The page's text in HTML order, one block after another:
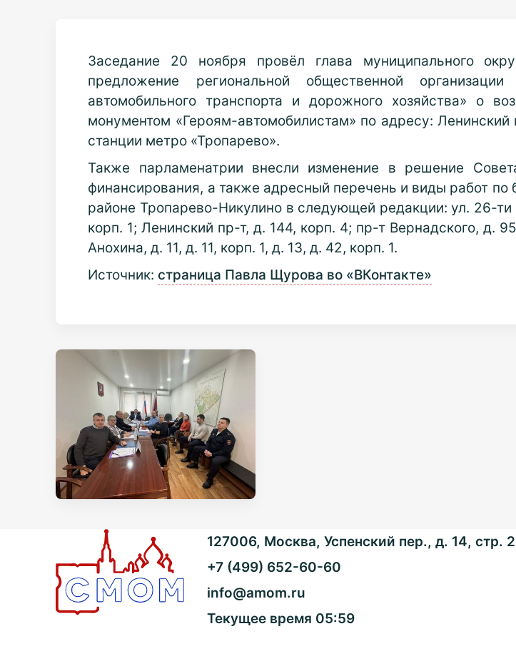
Заседание 20 ноября провёл глава муниципального
предложение региональной общественной
автомобильного транспорта и дорожного хозяйства» о
монументом «Героям-автомобилистам» по адресу: Ленинский
станции метро «Тропарево».
Также парламенатрии внесли изменение в решение
финансирования, а также адресный перечень и виды работ по
районе Тропарево-Никулино в следующей редакции: ул. 26-
корп. 1; Ленинский пр-т, д. 144, корп. 4; пр-т Вернадского, д.
Анохина, д. 11, д. 11, корп. 1, д. 13, д. 42, корп. 1.
Источник: страница Павла Щурова во «ВКонтакте»
127006, Москва, Успенский пер., д. 14, стр. 2
+7 (499) 652-60-60
info@amom.ru
Текущее время 05:59